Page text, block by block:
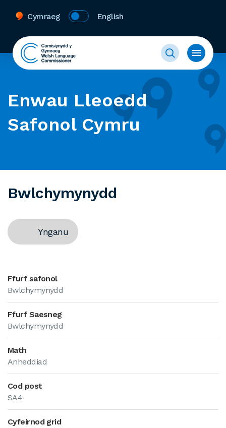
Cymraeg English
Enwau Lleoedd
Safonol Cymru
Bwlchymynydd
Ynganu
Ffurf safonol
Bwlchymynydd
Ffurf Saesneg
Bwlchymynydd
Math
Anheddiad
Cod post
SA4
Cyfeirnod grid